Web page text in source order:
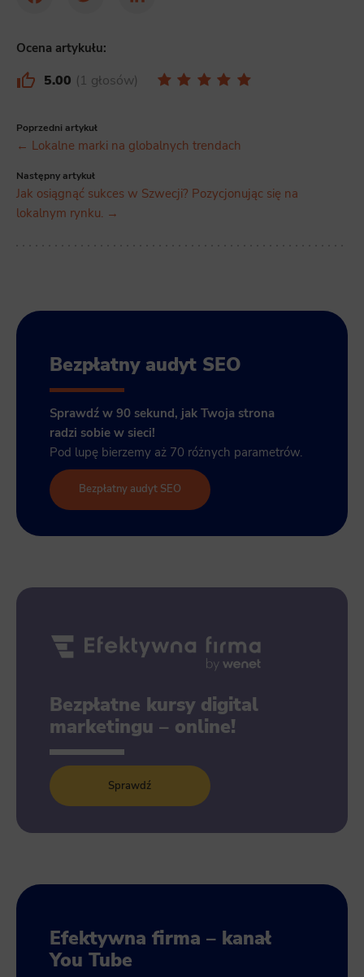
FacebookTwitter LinkedIn
Ocena artykułu:
5.00 1 głosów
Poprzedni artykuł
← Lokalne marki na globalnych trendach
Następny artykuł
Jak osiągnąć sukces w Szwecji? Pozycjonując się na
lokalnym rynku. →
Bezpłatny audyt SEO
Sprawdź w 90 sekund, jak Twoja strona
radzi sobie w sieci!
Pod lupę bierzemy aż 70 różnych parametrów.
Bezpłatny audyt SEO
Bezpłatne kursy digital
marketingu – online!
Sprawdź
Efektywna firma – kanał
You Tube